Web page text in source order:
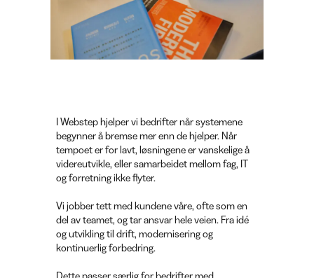
I Webstep hjelper vi bedrifter når systemene
begynner å bremse mer enn de hjelper. Når
tempoet er for lavt, løsningene er vanskelige å
videreutvikle, eller samarbeidet mellom fag, IT
og forretning ikke flyter.
Vi jobber tett med kundene våre, ofte som en
del av teamet, og tar ansvar hele veien. Fra idé
og utvikling til drift, modernisering og
kontinuerlig forbedring.